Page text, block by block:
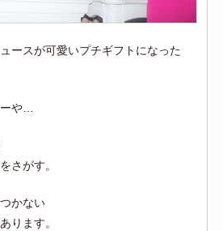
ースが可愛いプチギフトになった
や…
さがす。
かない
ります。